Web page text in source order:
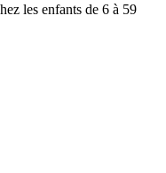
les enfants de 6 à 59